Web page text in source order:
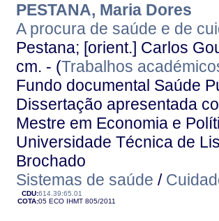
PESTANA, Maria Dores
A procura de saúde e de
Pestana; [orient.] Carlos
cm. - (Trabalhos
Fundo documental Saúde
Dissertação apresentada
Mestre em Economia e
Universidade Técnica de
Brochado
Sistemas de saúde /
CDU:614.39:65.01
COTA:05 ECO IHMT 805/2011